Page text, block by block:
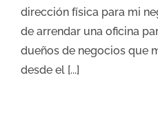
dirección física para mi
de arrendar una oficina
dueños de negocios que
desde el [...]